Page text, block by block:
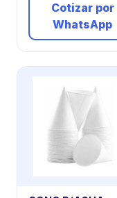
Cotizar por
WhatsApp